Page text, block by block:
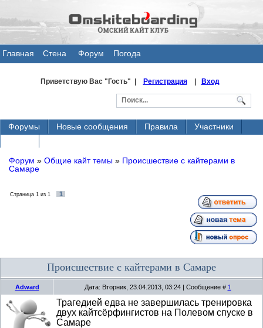
Главная
Стена
Форум Погода
Приветствую Вас"Гость" | Регистрация| Вход
Форумы Новые сообщения Правила
Участники
Форум » Общие кайт темы » Происшествие с кайтерами в
Самаре
Страница 1 из 1 1
Происшествие с кайтерами в Самаре
Adward Дата: Вторник, 23.04.2013, 03:24 | Сообщение # 1
Трагедией едва не завершилась тренировка
двух кайтсёрфингистов на Полевом спуске в
Самаре